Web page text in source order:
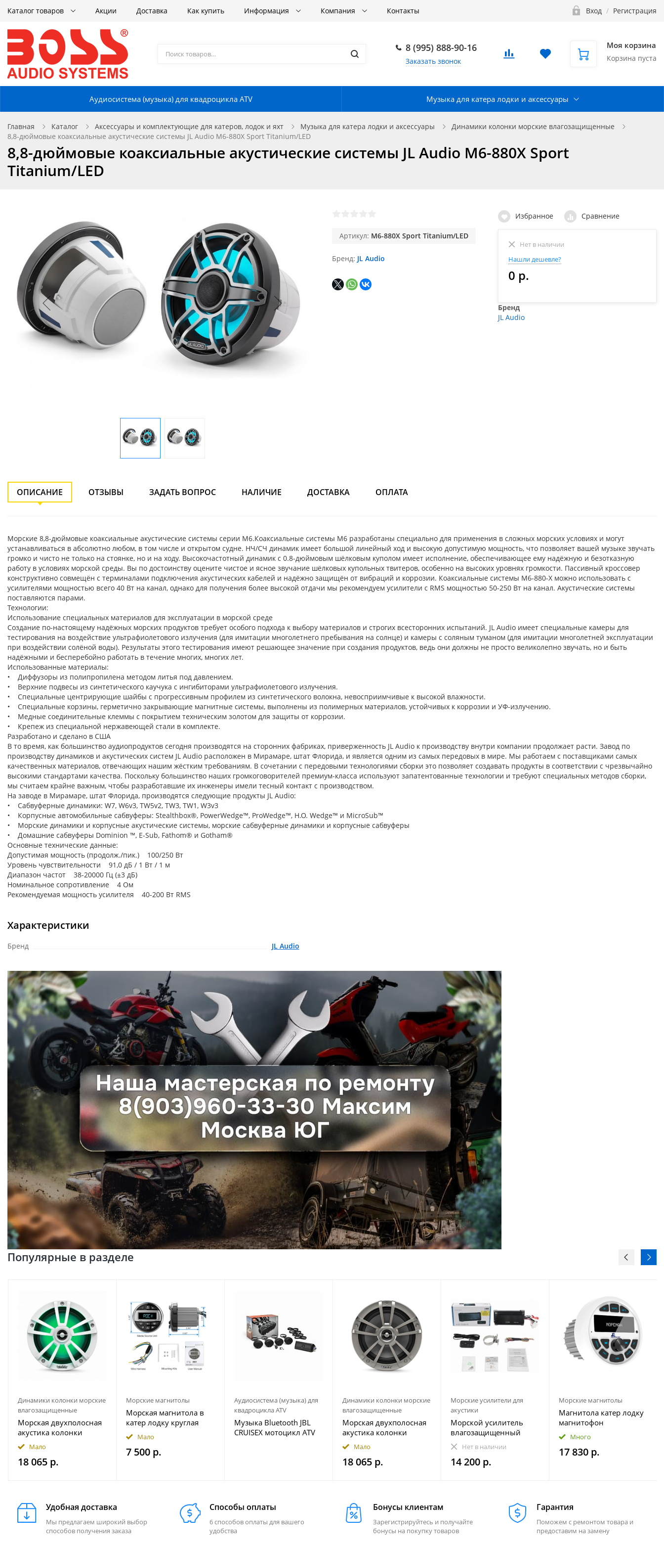
Каталог товаров Акции Доставка Как купить Информация Компания Контакты Вход / Регистрация
8 (995) 888-90-16
Заказать звонок
Моя корзина
Корзина пуста
Аудиосистема (музыка) для квадроцикла ATV Музыка для катера лодки и аксессуары
Главная Каталог Аксессуары и комплектующие для катеров, лодок и яхт Музыка для катера лодки и аксессуары
Динамики колонки морские влагозащищенные
8,8-дюймовые коаксиальные акустические системы JL Audio M6-880X Sport Titanium/LED
8,8-дюймовые коаксиальные акустические системы JL Audio M6-880X Sport
Titanium/LED
Артикул: M6-880X Sport Titanium/LED
Бренд JL Audio
Избранное Сравнение
Нет в наличии
Нашли дешевле?
0 р.
Бренд
JL Audio
ОПИСАНИЕ ОТЗЫВЫ ЗАДАТЬ ВОПРОС НАЛИЧИЕ ДОСТАВКА ОПЛАТА
Морские 8,8-дюймовые коаксиальные акустические системы серии M6.Коаксиальные системы M6 разработаны специально для применения в сложных морских условиях и могут
устанавливаться в абсолютно любом, в том числе и открытом судне. НЧ/СЧ динамик имеет большой линейный ход и высокую допустимую мощность, что позволяет вашей музыке звучать
громко и чисто не только на стоянке, но и на ходу. Высокочастотный динамик с 0.8-дюймовым шёлковым куполом имеет исполнение, обеспечивающее ему надёжную и безотказную
работу в условиях морской среды. Вы по достоинству оцените чистое и ясное звучание шёлковых купольных твитеров, особенно на высоких уровнях громкости. Пассивный кроссовер
конструктивно совмещён с терминалами подключения акустических кабелей и надёжно защищён от вибраций и коррозии. Коаксиальные системы M6-880-X можно использовать с
усилителями мощностью всего 40 Вт на канал, однако для получения более высокой отдачи мы рекомендуем усилители с RMS мощностью 50-250 Вт на канал. Акустические системы
поставляются парами.
Технологии:
Использование специальных материалов для эксплуатации в морской среде
Создание по-настоящему надёжных морских продуктов требует особого подхода к выбору материалов и строгих всесторонних испытаний. JL Audio имеет специальные камеры для
тестирования на воздействие ультрафиолетового излучения (для имитации многолетнего пребывания на солнце) и камеры с соляным туманом (для имитации многолетней эксплуатации
при воздействии солёной воды). Результаты этого тестирования имеют решающее значение при создания продуктов, ведь они должны не просто великолепно звучать, но и быть
надёжными и бесперебойно работать в течение многих, многих лет.
Использованные материалы:
• Диффузоры из полипропилена методом литья под давлением.
• Верхние подвесы из синтетического каучука с ингибиторами ультрафиолетового излучения.
• Специальные центрирующие шайбы с прогрессивным профилем из синтетического волокна, невосприимчивые к высокой влажности.
• Специальные корзины, герметично закрывающие магнитные системы, выполнены из полимерных материалов, устойчивых к коррозии и УФ-излучению.
• Медные соединительные клеммы с покрытием техническим золотом для защиты от коррозии.
• Крепеж из специальной нержавеющей стали в комплекте.
Разработано и сделано в США
В то время, как большинство аудиопродуктов сегодня производятся на сторонних фабриках, приверженность JL Audio к производству внутри компании продолжает расти. Завод по
производству динамиков и акустических систем JL Audio расположен в Мирамаре, штат Флорида, и является одним из самых передовых в мире. Мы работаем с поставщиками самых
качественных материалов, отвечающих нашим жёстким требованиям. В сочетании с передовыми технологиями сборки это позволяет создавать продукты в соответствии с чрезвычайно
высокими стандартами качества. Поскольку большинство наших громкоговорителей премиум-класса используют запатентованные технологии и требуют специальных методов сборки,
мы считаем крайне важным, чтобы разработавшие их инженеры имели тесный контакт с производством.
На заводе в Мирамаре, штат Флорида, производятся следующие продукты JL Audio:
• Сабвуферные динамики: W7, W6v3, TW5v2, TW3, TW1, W3v3
• Корпусные автомобильные сабвуферы: Stealthbox®, PowerWedge™, ProWedge™, H.O. Wedge™ и MicroSub™
• Морские динамики и корпусные акустические системы, морские сабвуферные динамики и корпусные сабвуферы
• Домашние сабвуферы Dominion ™, E-Sub, Fathom® и Gotham®
Основные технические данные:
Допустимая мощность (продолж./пик.) 100/250 Вт
Уровень чувствительности 91,0 дБ / 1 Вт / 1 м
Диапазон частот 38-20000 Гц (±3 дБ)
Номинальное сопротивление 4 Ом
Рекомендуемая мощность усилителя 40-200 Вт RMS
Характеристики
Бренд JL Audio
Популярные в разделе
Динамики колонки морские
влагозащищенные
Морская двухполосная
акустика колонки
INFINITY 622MLW
Мало
18 065 р.
Морские магнитолы
Морская магнитола в
катер лодку круглая
Bluetooth AKAMATE MS-
10RV
Мало
7 500 р.
Аудиосистема (музыка) для
квадроцикла ATV
Музыка Bluetooth JBL
CRUISEX мотоцикл ATV
Динамики колонки морские
влагозащищенные
Морская двухполосная
акустика колонки
INFINITY 622MLT
Мало
18 065 р.
Морские усилители для
акустики
Морской усилитель
влагозащищенный
Velex VX-502
Нет в наличии
14 200 р.
Морские магнитолы
Магнитола катер лодку
магнитофон
влагозащищенная
МОРЕМАН XFa-НЕ820
Много
17 830 р.
Удобная доставка
Мы предлагаем широкий выбор
способов получения заказа
Способы оплаты
6 способов оплаты для вашего
удобства
Бонусы клиентам
Зарегистрируйтесь и получайте
бонусы на покупку товаров
Гарантия
Поможем с ремонтом товара и
предоставим на замену